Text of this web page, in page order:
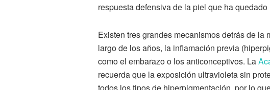
respuesta defensiva de la piel que ha
Existen tres grandes mecanismos detrás de
largo de los años, la inflamación previa
como el embarazo o los anticonceptivos. La
recuerda que la exposición ultravioleta sin
todos los tipos de hiperpigmentación, por lo